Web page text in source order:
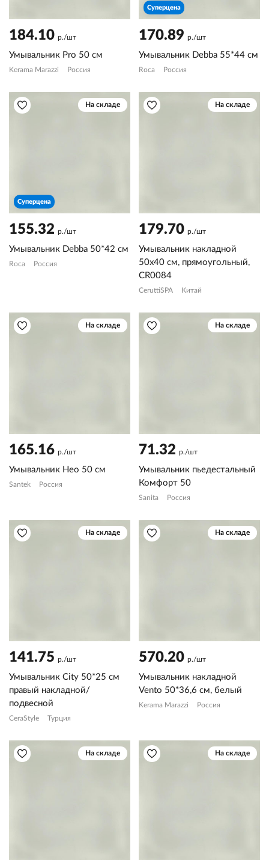
184.10 р./шт
Умывальник Pro 50 см
Kerama Marazzi Россия
Суперцена
170.89 р./шт
Умывальник Debba 55*44 см
Roca Россия
На складе
Суперцена
155.32 р./шт
Умывальник Debba 50*42 см
Roca Россия
На складе
179.70 р./шт
Умывальник накладной
50х40 см, прямоугольный,
CR0084
CeruttiSPA Китай
На складе
165.16 р./шт
Умывальник Нео 50 см
Santek Россия
На складе
71.32 р./шт
Умывальник пьедестальный
Комфорт 50
Sanita Россия
На складе
141.75 р./шт
Умывальник City 50*25 см
правый накладной/
подвесной
CeraStyle Турция
На складе
570.20 р./шт
Умывальник накладной
Vento 50*36,6 см, белый
Kerama Marazzi Россия
На складе На складе